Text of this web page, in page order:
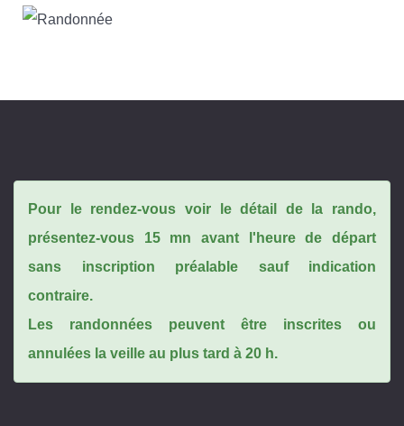
Pour le rendez-vous voir le détail de la rando,
présentez-vous 15 mn avant l'heure de départ
sans inscription préalable sauf indication
contraire.
Les randonnées peuvent être inscrites ou
annulées la veille au plus tard à 20 h.